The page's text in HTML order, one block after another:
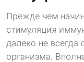
Прежде чем
стимуляция
далеко не всегда
организма.